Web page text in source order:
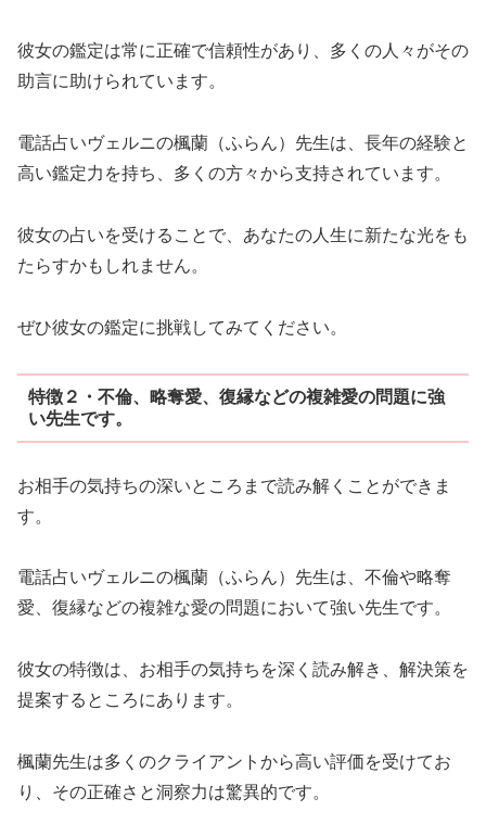
彼女の鑑定は常に正確で信頼性があり、多くの人々がその
助言に助けられています。
電話占いヴェルニの楓蘭（ふらん）先生は、長年の経験と
高い鑑定力を持ち、多くの方々から支持されています。
彼女の占いを受けることで、あなたの人生に新たな光をも
たらすかもしれません。
ぜひ彼女の鑑定に挑戦してみてください。
特徴２・不倫、略奪愛、復縁などの複雑愛の問題に強
い先生です。
お相手の気持ちの深いところまで読み解くことができま
す。
電話占いヴェルニの楓蘭（ふらん）先生は、不倫や略奪
愛、復縁などの複雑な愛の問題において強い先生です。
彼女の特徴は、お相手の気持ちを深く読み解き、解決策を
提案するところにあります。
楓蘭先生は多くのクライアントから高い評価を受けてお
り、その正確さと洞察力は驚異的です。